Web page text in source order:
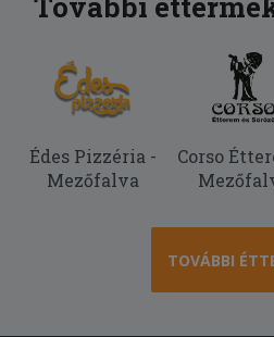
Nem azt küldték amit
deszertes dobozt
ki, telefonáltam egyből
üres dobozt azért
pénzt ott hagytam már
meggondolom...
Édes Pizzéria -
Mezőfalva
Corso
TOVÁBBI